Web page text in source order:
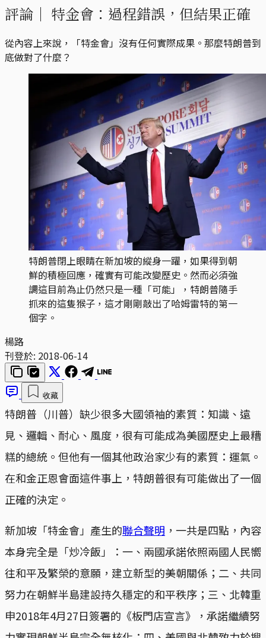
評論｜ 特金會：過程錯誤，但結果正確
從內容上來說，「特金會」沒有任何實際成果。那麼特朗普到
底做對了什麼？
特朗普閉上眼睛在新加坡的縱身一躍，如果得到朝
鮮的積極回應，確實有可能改變歷史。然而必須強
調這目前為止仍然只是一種「可能」，特朗普隨手
抓來的這隻猴子，這才剛剛敲出了哈姆雷特的第一
個字。
楊路
刊登於: 2018-06-14
收藏
特朗普（川普）缺少很多大國領袖的素質：知識、遠
見、邏輯、耐心、風度，很有可能成為美國歷史上最糟
糕的總統。但他有一個其他政治家少有的素質：運氣。
在和金正恩會面這件事上，特朗普很有可能做出了一個
正確的決定。
新加坡「特金會」產生的聯合聲明 ，一共是四點，內容
本身完全是「炒冷飯」：一、兩國承諾依照兩國人民嚮
往和平及繁榮的意願，建立新型的美朝關係；二、共同
努力在朝鮮半島建設持久穩定的和平秩序；三、北韓重
申2018年4月27日簽署的《板門店宣言》，承諾繼續努